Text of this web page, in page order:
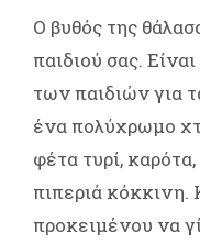
Ο βυθός της
παιδιού σας.
των παιδιών για
ένα πολύχρωμο
φέτα τυρί,
πιπεριά κόκκινη.
προκειμένου να